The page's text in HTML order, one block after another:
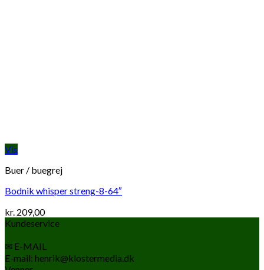
Vis
Buer / buegrej
Bodnik whisper streng-8-64″
kr. 209,00
Kundeservice
✉ E-MAIL
E-mail: henrik@klostermedia.dk